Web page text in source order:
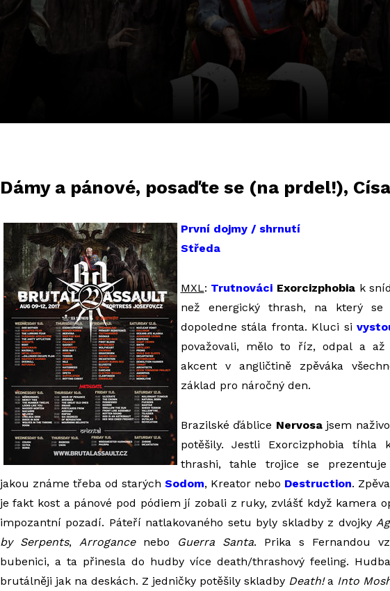
Dámy a pánové, posaďte se (na prdel!),
První dojmy / shrnutí
Středa
MXL: Trutnováci Exorcizphobiak
než energický thrash, na který
dopoledne stála fronta. Kluci si
považovali, mělo to říz, odpal a
akcent v angličtině zpěváka
základ pro náročný den.
Brazilské ďáblice Nervosajsem
potěšily. Jestli Exorcizphobia tíhla
thrashi, tahle trojice se prezentuje
jakou známe třeba od starých Sodom, Kreator nebo Destruction.
je fakt kost a pánové pod pódiem jí zobali z ruky, zvlášť když kamera
impozantní pozadí. Páteří natlakovaného setu byly skladby z dvojky
by Serpents, Arrogancenebo Guerra Santa. Prika s Fernandou
bubenici, a ta přinesla do hudby více death/thrashový feeling.
brutálněji jak na deskách. Z jedničky potěšily skladby Death!a Into